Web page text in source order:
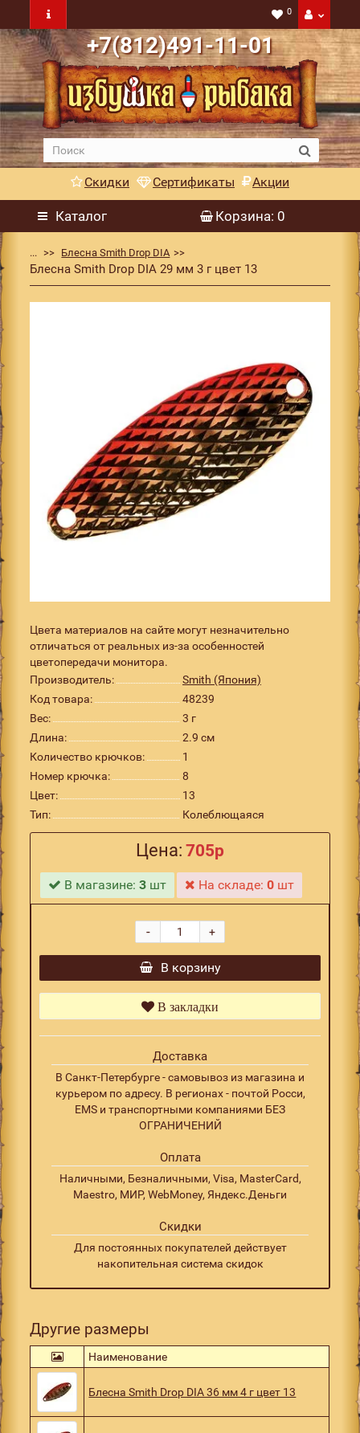
0
+7(812)491-11-01
Скидки Сертификаты Акции
Каталог Корзина: 0
... Блесна Smith Drop DIA
Блесна Smith Drop DIA 29 мм 3 г цвет 13
Цвета материалов на сайте могут незначительно
отличаться от реальных из-за особенностей
цветопередачи монитора.
Производитель:
Smith (Япония)
Код товара:
48239
Вес:
3 г
Длина:
2.9 см
Количество крючков:
1
Номер крючка:
8
Цвет:
13
Тип:
Колеблющаяся
Цена: 705р
В магазине:3 шт На складе:0 шт
+
-
В корзину
В закладки
Доставка
В Санкт-Петербурге - самовывоз из магазина и
курьером по адресу. В регионах - почтой Росси,
EMS и транспортными компаниями БЕЗ
ОГРАНИЧЕНИЙ
Оплата
Наличными, Безналичными, Visa, MasterCard,
Maestro, МИР, WebMoney, Яндекс.Деньги
Скидки
Для постоянных покупателей действует
накопительная система скидок
Другие размеры
Наименование
Блесна Smith Drop DIA 36 мм 4 г цвет 13